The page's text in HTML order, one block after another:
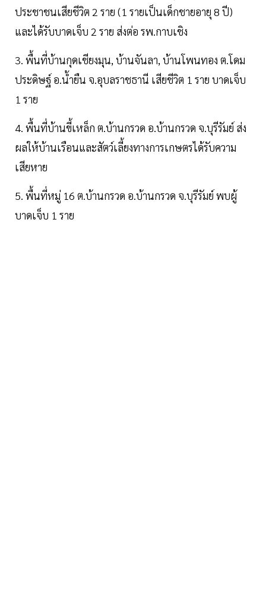
ประชาชนเสียชีวิต 2 ราย (1 รายเป็นเด็กชายอายุ 8 ปี)
และได้รับบาดเจ็บ 2 ราย ส่งต่อ รพ.กาบเชิง
3. พื้นที่บ้านกุดเชียงมุน, บ้านจันลา, บ้านโพนทอง ต.โดม
ประดิษฐ์ อ.น้ำยืน จ.อุบลราชธานี เสียชีวิต 1 ราย บาดเจ็บ
1 ราย
4. พื้นที่บ้านขี้เหล็ก ต.บ้านกรวด อ.บ้านกรวด จ.บุรีรัมย์ ส่ง
ผลให้บ้านเรือนและสัตว์เลี้ยงทางการเกษตรได้รับความ
เสียหาย
5. พื้นที่หมู่ 16 ต.บ้านกรวด อ.บ้านกรวด จ.บุรีรัมย์ พบผู้
บาดเจ็บ 1 ราย